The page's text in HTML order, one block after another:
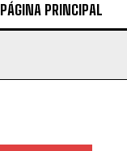
PÁGINA PRINCIPAL